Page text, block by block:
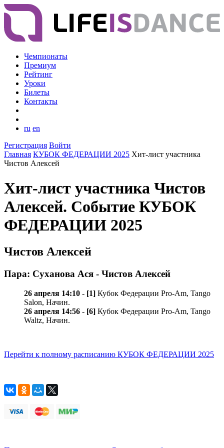
Чемпионаты
Премиум
Рейтинг
Уроки
Билеты
Контакты
ru en
Регистрация Войти
Главная КУБОК ФЕДЕРАЦИИ 2025 Хит-лист участника
Чистов Алексей
Хит-лист участника Чистов
Алексей. Событие КУБОК
ФЕДЕРАЦИИ 2025
Чистов Алексей
Пара: Суханова Ася - Чистов Алексей
26 апреля 14:10 - [1] Кубок Федерации Pro-Am, Tango
Salon, Начин.
26 апреля 14:56 - [6] Кубок Федерации Pro-Am, Tango
Waltz, Начин.
Перейти к полному расписанию КУБОК ФЕДЕРАЦИИ 2025